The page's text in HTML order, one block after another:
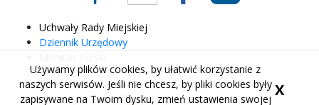
Uchwały Rady Miejskiej
Dziennik Urzędowy
Wykonanie Aplikacje i strony internetowe
Używamy plików cookies, by ułatwić korzystanie z
naszych serwisów. Jeśli nie chcesz, by pliki cookies były
zapisywane na Twoim dysku, zmień ustawienia swojej X